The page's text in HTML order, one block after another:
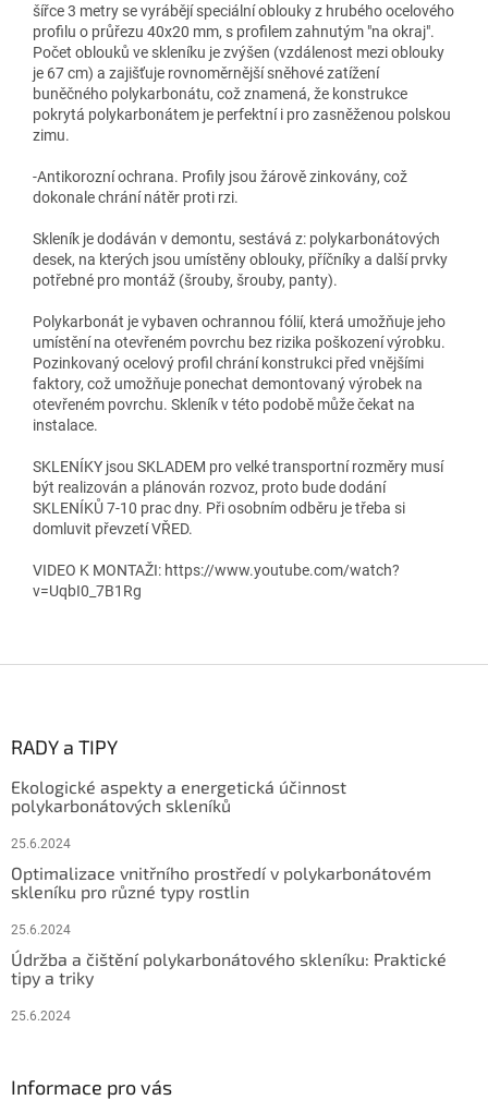
šířce 3 metry se vyrábějí speciální oblouky z hrubého ocelového
profilu o průřezu 40x20 mm, s profilem zahnutým "na okraj".
Počet oblouků ve skleníku je zvýšen (vzdálenost mezi oblouky
je 67 cm) a zajišťuje rovnoměrnější sněhové zatížení
buněčného polykarbonátu, což znamená, že konstrukce
pokrytá polykarbonátem je perfektní i pro zasněženou polskou
zimu.
-Antikorozní ochrana. Profily jsou žárově zinkovány, což
dokonale chrání nátěr proti rzi.
Skleník je dodáván v demontu, sestává z: polykarbonátových
desek, na kterých jsou umístěny oblouky, příčníky a další prvky
potřebné pro montáž (šrouby, šrouby, panty).
Polykarbonát je vybaven ochrannou fólií, která umožňuje jeho
umístění na otevřeném povrchu bez rizika poškození výrobku.
Pozinkovaný ocelový profil chrání konstrukci před vnějšími
faktory, což umožňuje ponechat demontovaný výrobek na
otevřeném povrchu. Skleník v této podobě může čekat na
instalace.
SKLENÍKY jsou SKLADEM pro velké transportní rozměry musí
být realizován a plánován rozvoz, proto bude dodání
SKLENÍKŮ 7-10 prac dny. Při osobním odběru je třeba si
domluvit převzetí VŘED.
VIDEO K MONTAŽI: https://www.youtube.com/watch?
v=UqbI0_7B1Rg
RADY a TIPY
Ekologické aspekty a energetická účinnost
polykarbonátových skleníků
25.6.2024
Optimalizace vnitřního prostředí v polykarbonátovém
skleníku pro různé typy rostlin
25.6.2024
Údržba a čištění polykarbonátového skleníku: Praktické
tipy a triky
25.6.2024
Informace pro vás